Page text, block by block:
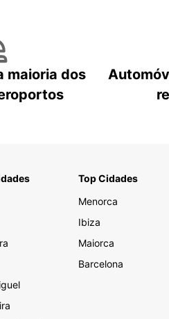
maioria dos
Top Cidades
Menorca
Ibiza
Maiorca
Barcelona